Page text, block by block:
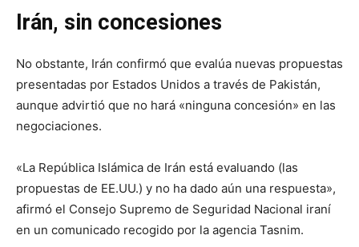
Irán, sin concesiones
No obstante, Irán confirmó que evalúa nuevas propuestas
presentadas por Estados Unidos a través de Pakistán,
aunque advirtió que no hará «ninguna concesión» en las
negociaciones.
«La República Islámica de Irán está evaluando (las
propuestas de EE.UU.) y no ha dado aún una respuesta»,
afirmó el Consejo Supremo de Seguridad Nacional iraní
en un comunicado recogido por la agencia Tasnim.